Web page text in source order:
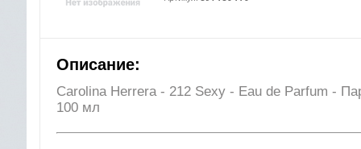
Описание:
Carolina Herrera - 212 Sexy - Eau de Parfum -
100 мл